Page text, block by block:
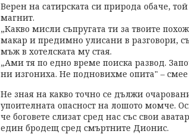
Верен на сатирската си природа обаче,
магнит.
„Какво мисли съпругата ти за твоите
макар и предимно улисани в разговори,
мъж в хотелската му стая.
„Ами тя по едно време поиска развод.
ни изгониха. Не подновихме опита" – смее
Не зная на какво точно се дължи
упоителната опасност на лошото момче.
че боговете слизат сред нас със свои
един бродещ сред смъртните Дионис.